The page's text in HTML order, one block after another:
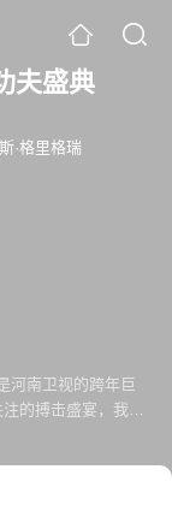
夫盛典
·格里格瑞
河南卫视的跨年巨
的搏击盛宴，我们